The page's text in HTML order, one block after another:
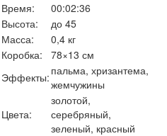
Время:
00:02:36
Высота:
до 45
Масса:
0,4 кг
Коробка:
78×13 см
Эффекты: пальма, хризантема,
жемчужины
Цвета:
золотой,
серебряный,
зеленый, красный